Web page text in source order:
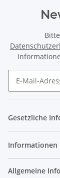
Gesetzliche
Informationen
Allgemeine